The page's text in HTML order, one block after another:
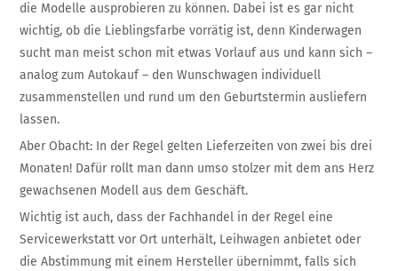
die Modelle ausprobieren zu können. Dabei ist es gar nicht
wichtig, ob die Lieblingsfarbe vorrätig ist, denn Kinderwagen
sucht man meist schon mit etwas Vorlauf aus und kann sich –
analog zum Autokauf – den Wunschwagen individuell
zusammenstellen und rund um den Geburtstermin ausliefern
lassen.
Aber Obacht: In der Regel gelten Lieferzeiten von zwei bis drei
Monaten! Dafür rollt man dann umso stolzer mit dem ans Herz
gewachsenen Modell aus dem Geschäft.
Wichtig ist auch, dass der Fachhandel in der Regel eine
Servicewerkstatt vor Ort unterhält, Leihwagen anbietet oder
die Abstimmung mit einem Hersteller übernimmt, falls sich